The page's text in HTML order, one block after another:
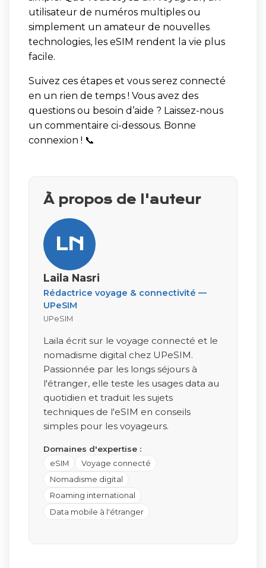
utilisateur de numéros multiples ou
simplement un amateur de nouvelles
technologies, les eSIM rendent la vie plus
facile.
Suivez ces étapes et vous serez connecté
en un rien de temps ! Vous avez des
questions ou besoin d’aide ? Laissez-nous
un commentaire ci-dessous. Bonne
connexion ! 📞
À propos de l'auteur
LN
Laila Nasri
Rédactrice voyage & connectivité —
UPeSIM
UPeSIM
Laila écrit sur le voyage connecté et le
nomadisme digital chez UPeSIM.
Passionnée par les longs séjours à
l'étranger, elle teste les usages data au
quotidien et traduit les sujets
techniques de l'eSIM en conseils
simples pour les voyageurs.
Domaines d'expertise :
eSIM
Voyage connecté
Nomadisme digital
Roaming international
Data mobile à l'étranger